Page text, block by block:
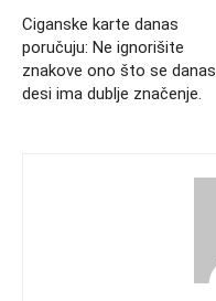
Ciganske karte danas
poručuju: Ne ignorišite
znakove ono što se danas
desi ima dublje značenje.